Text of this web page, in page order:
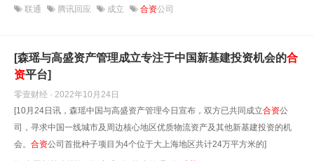
联通 腾讯回应 成立 合资公司
[森瑶与高盛资产管理成立专注于中国新基建投资机会的合
资平台]
零壹财经 · 2022年10月24日
[10月24日讯，森瑶中国与高盛资产管理今日宣布，双方已共同成立合资公
司，寻求中国一线城市及周边核心地区优质物流资产及其他新基建投资的机
会。 合资公司首批种子项目为4个位于大上海地区共计24万平方米的]